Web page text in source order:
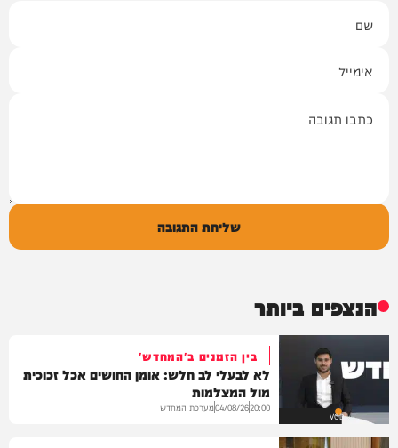
שליחת התגובה
הנצפים ביותר
VOD
בין הזמנים ב'המחדש'
לא לבעלי לב חלש: אומן החושים אכל זכוכית
מול המצלמות
20:00
04/08/26מערכת המחדש